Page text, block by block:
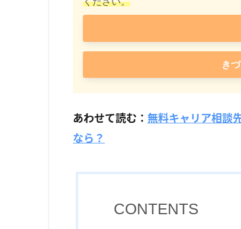
き
あわせて読む： 無料キャリア相談
なら？
CONTENTS